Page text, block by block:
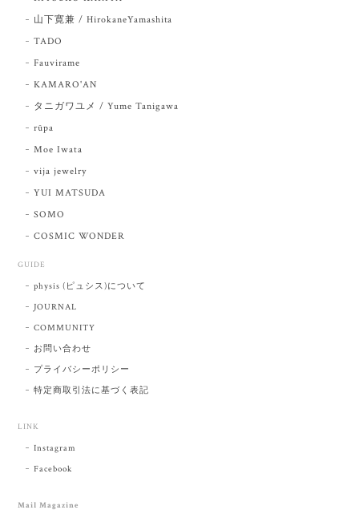
山下寛兼 / HirokaneYamashita
TADO
Fauvirame
KAMARO'AN
タニガワユメ / Yume Tanigawa
rūpa
Moe Iwata
vija jewelry
YUI MATSUDA
SOMO
COSMIC WONDER
GUIDE
physis (ピュシス)について
JOURNAL
COMMUNITY
お問い合わせ
プライバシーポリシー
特定商取引法に基づく表記
LINK
Instagram
Facebook
Mail Magazine